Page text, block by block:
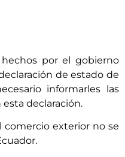
por el gobierno
de estado de
informarles las
declaración.
comercio exterior no se